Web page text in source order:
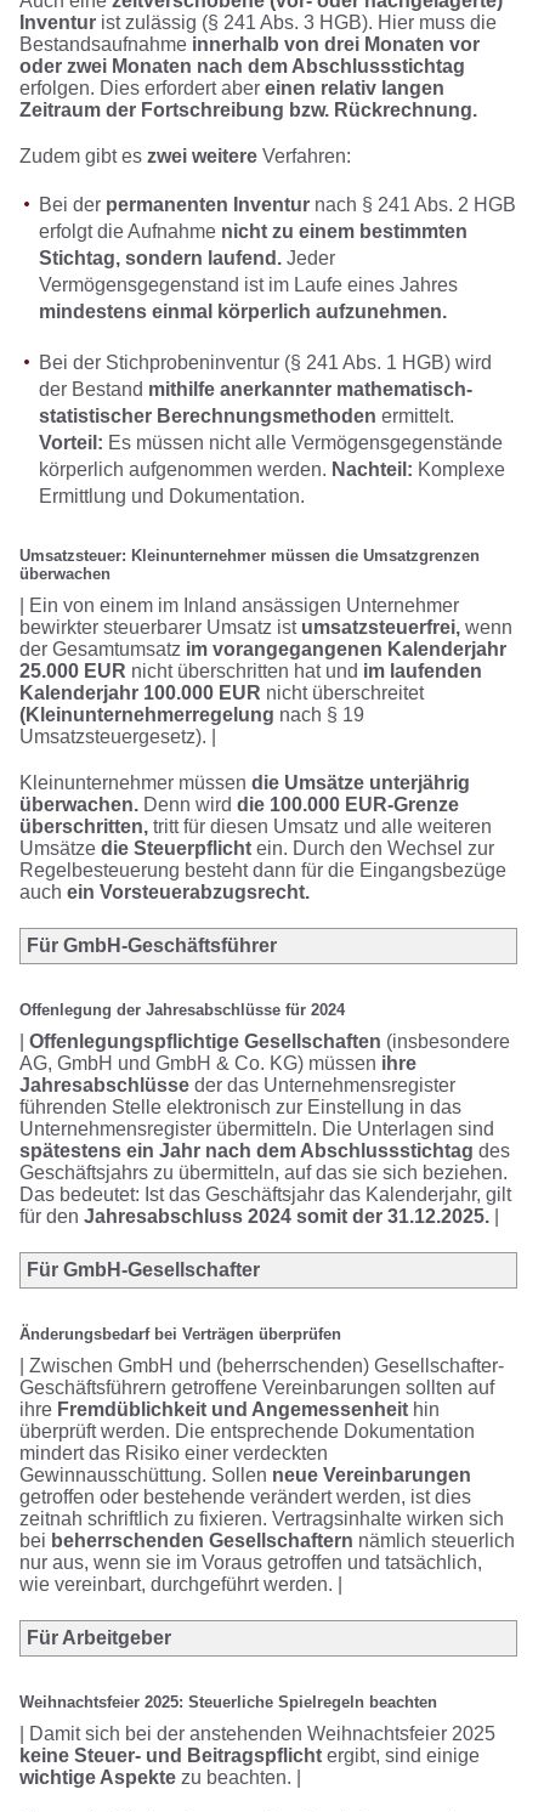
Inventurist zulässig (§ 241 Abs. 3 HGB). Hier muss die
Bestandsaufnahme innerhalb von drei Monaten vor
oder zwei Monaten nach dem Abschlussstichtag
erfolgen. Dies erfordert aber einen relativ langen
Zeitraum der Fortschreibung bzw. Rückrechnung.
Zudem gibt es zwei weitereVerfahren:
Bei der permanenten Inventurnach § 241 Abs. 2 HGB
erfolgt die Aufnahme nicht zu einem bestimmten
Stichtag, sondern laufend.Jeder
Vermögensgegenstand ist im Laufe eines Jahres
mindestens einmal körperlich aufzunehmen.
Bei der Stichprobeninventur (§ 241 Abs. 1 HGB) wird
der Bestand mithilfe anerkannter mathematisch-
statistischer Berechnungsmethoden ermittelt.
Vorteil: Es müssen nicht alle Vermögensgegenstände
körperlich aufgenommen werden. Nachteil: Komplexe
Ermittlung und Dokumentation.
Umsatzsteuer: Kleinunternehmer müssen die Umsatzgrenzen
überwachen
| Ein von einem im Inland ansässigen Unternehmer
bewirkter steuerbarer Umsatz ist umsatzsteuerfrei,wenn
der Gesamtumsatz im vorangegangenen Kalenderjahr
25.000 EUR nicht überschritten hat und im laufenden
Kalenderjahr 100.000 EUR nicht überschreitet
(Kleinunternehmerregelung nach § 19
Umsatzsteuergesetz). |
Kleinunternehmer müssen die Umsätze unterjährig
überwachen. Denn wird die 100.000 EUR-Grenze
überschritten,tritt für diesen Umsatz und alle weiteren
Umsätze die Steuerpflichtein. Durch den Wechsel zur
Regelbesteuerung besteht dann für die Eingangsbezüge
auch ein Vorsteuerabzugsrecht.
Für GmbH-Geschäftsführer
Offenlegung der Jahresabschlüsse für 2024
Offenlegungspflichtige Gesellschaften (insbesondere
AG, GmbH und GmbH & Co. KG) müssen ihre
Jahresabschlüsseder das Unternehmensregister
führenden Stelle elektronisch zur Einstellung in das
Unternehmensregister übermitteln. Die Unterlagen sind
spätestens ein Jahr nach dem Abschlussstichtag des
Geschäftsjahrs zu übermitteln, auf das sie sich beziehen.
Das bedeutet: Ist das Geschäftsjahr das Kalenderjahr, gilt
für den Jahresabschluss 2024 somit der 31.12.2025.|
Für GmbH-Gesellschafter
Änderungsbedarf bei Verträgen überprüfen
| Zwischen GmbH und (beherrschenden) Gesellschafter-
Geschäftsführern getroffene Vereinbarungen sollten auf
ihre Fremdüblichkeit und Angemessenheithin
überprüft werden. Die entsprechende Dokumentation
mindert das Risiko einer verdeckten
Gewinnausschüttung. Sollen neue Vereinbarungen
getroffen oder bestehende verändert werden, ist dies
zeitnah schriftlich zu fixieren. Vertragsinhalte wirken sich
bei beherrschenden Gesellschaftern nämlich steuerlich
nur aus, wenn sie im Voraus getroffen und tatsächlich,
wie vereinbart, durchgeführt werden. |
Für Arbeitgeber
Weihnachtsfeier 2025: Steuerliche Spielregeln beachten
| Damit sich bei der anstehenden Weihnachtsfeier 2025
keine Steuer- und Beitragspflichtergibt, sind einige
wichtige Aspekte zu beachten. |